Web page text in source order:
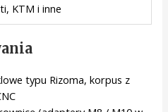
KTM i inne
typu Rizoma, korpus z